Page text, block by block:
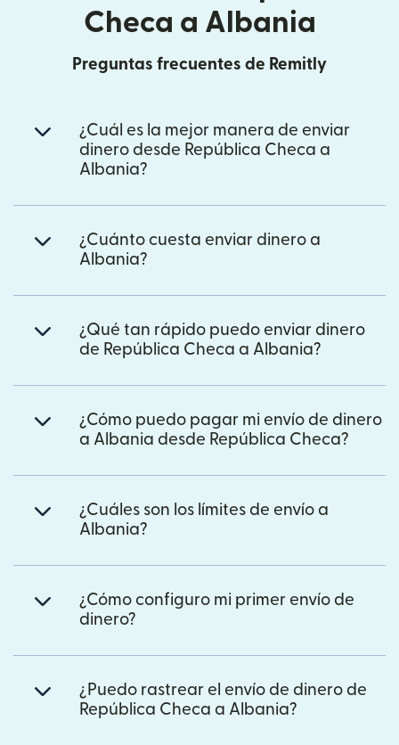
Checa a Albania
Preguntas frecuentes de Remitly
¿Cuál es la mejor manera de enviar
dinero desde República Checa a
Albania?
¿Cuánto cuesta enviar dinero a
Albania?
¿Qué tan rápido puedo enviar dinero
de República Checa a Albania?
¿Cómo puedo pagar mi envío de dinero
a Albania desde República Checa?
¿Cuáles son los límites de envío a
Albania?
¿Cómo configuro mi primer envío de
dinero?
¿Puedo rastrear el envío de dinero de
República Checa a Albania?